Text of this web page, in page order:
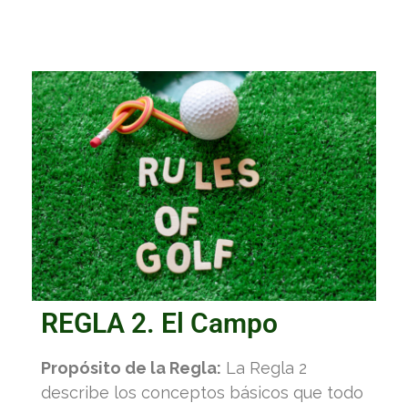
REGLA 2. El Campo
Propósito de la Regla: La Regla 2
describe los conceptos básicos que todo